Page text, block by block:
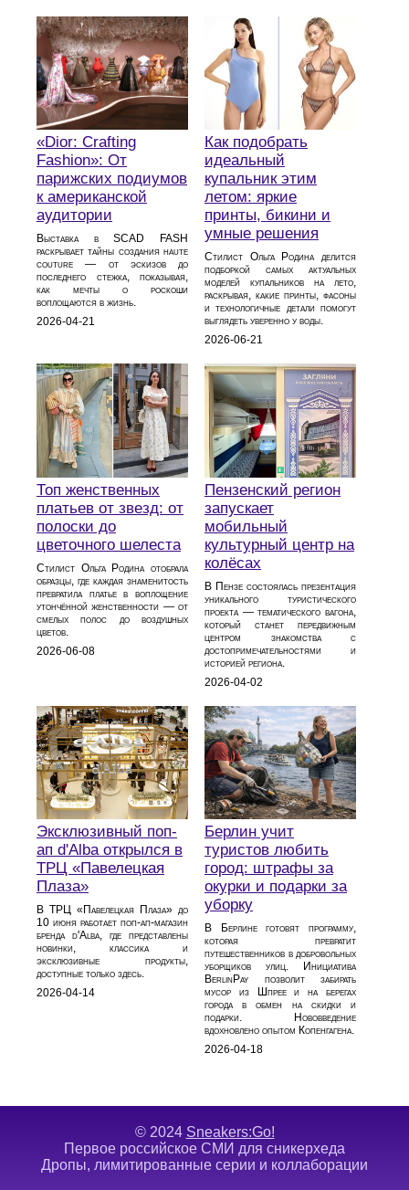
«Dior: Crafting
Fashion»: От
парижских подиумов
к американской
аудитории
Выставка в SCAD FASH
раскрывает тайны создания haute
couture — от эскизов до
последнего стежка, показывая,
как мечты о роскоши
воплощаются в жизнь.
2026-04-21
Как подобрать
идеальный
купальник этим
летом: яркие
принты, бикини и
умные решения
Стилист Ольга Родина делится
подборкой самых актуальных
моделей купальников на лето,
раскрывая, какие принты, фасоны
и технологичные детали помогут
выглядеть уверенно у воды.
2026-06-21
Топ женственных
платьев от звезд: от
полоски до
цветочного шелеста
Стилист Ольга Родина отобрала
образцы, где каждая знаменитость
превратила платье в воплощение
утончённой женственности — от
смелых полос до воздушных
цветов.
2026-06-08
Пензенский регион
запускает
мобильный
культурный центр на
колёсах
В Пензе состоялась презентация
уникального туристического
проекта — тематического вагона,
который станет передвижным
центром знакомства с
достопримечательностями и
историей региона.
2026-04-02
Эксклюзивный поп-
ап d'Alba открылся в
ТРЦ «Павелецкая
Плаза»
В ТРЦ «Павелецкая Плаза» до
10 июня работает поп-ап-магазин
бренда d'Alba, где представлены
новинки, классика и
эксклюзивные продукты,
доступные только здесь.
2026-04-14
Берлин учит
туристов любить
город: штрафы за
окурки и подарки за
уборку
В Берлине готовят программу,
которая превратит
путешественников в добровольных
уборщиков улиц. Инициатива
BerlinPay позволит забирать
мусор из Шпрее и на берегах
города в обмен на скидки и
подарки. Нововведение
вдохновлено опытом Копенгагена.
2026-04-18
© 2024 Sneakers:Go!
Первое российское СМИ для сникерхеда
Дропы, лимитированные серии и коллаборации